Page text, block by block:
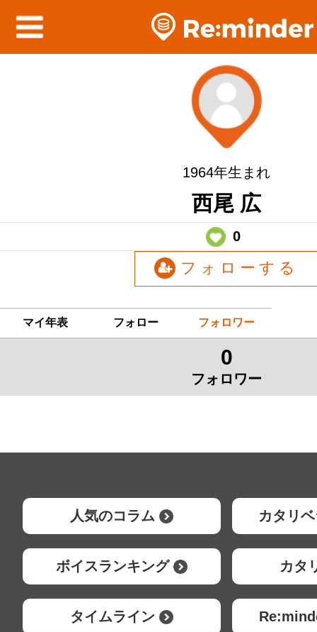
1964年生まれ
西尾 広
0
フォローする
マイ年表 フォロー フォロワー
0
フォロワー
人気のコラム カタリ
ボイスランキング カタ
タイムライン